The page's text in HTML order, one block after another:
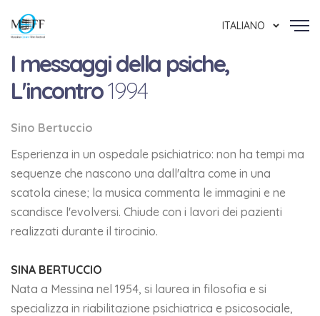
ITALIANO
I messaggi della psiche,
L'incontro1994
Sino Bertuccio
Esperienza in un ospedale psichiatrico: non ha tempi ma
sequenze che nascono una dall'altra come in una
scatola cinese; la musica commenta le immagini e ne
scandisce l'evolversi. Chiude con i lavori dei pazienti
realizzati durante il tirocinio.
SINA BERTUCCIO
Nata a Messina nel 1954, si laurea in filosofia e si
specializza in riabilitazione psichiatrica e psicosociale,